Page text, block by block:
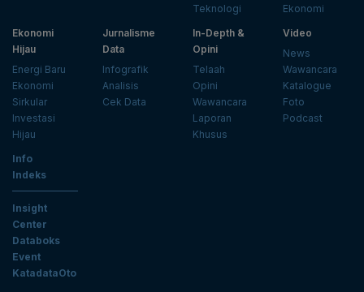
Teknologi
Ekonomi
Ekonomi
Hijau
Energi Baru
Ekonomi
Sirkular
Investasi
Hijau
Jurnalisme
Data
Infografik
Analisis
Cek Data
In-Depth &
Opini
Telaah
Opini
Wawancara
Laporan
Khusus
Video
News
Wawancara
Katalogue
Foto
Podcast
Info
Indeks
Insight
Center
Databoks
Event
KatadataOto